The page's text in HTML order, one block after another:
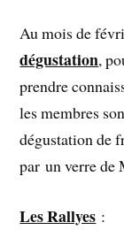
Au mois de
dégustation,
prendre
les membres
dégustation de
par un verre de
Les Rallyes :